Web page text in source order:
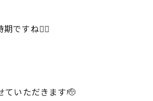
ですね😮‍💨
ていただきます🫡